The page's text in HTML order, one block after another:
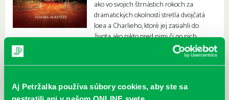
Aj Petržalka používa súbory cookies, aby ste sa
ako vo svojich štrnástich rokoch za
dramatických okolností stretla dvojčatá
Joea a Charlieho, ktoré jej zasiahli do
života ako nikto pred nimi či po nich.